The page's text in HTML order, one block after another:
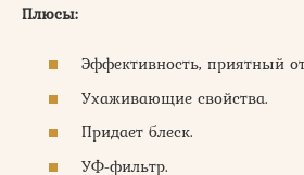
Плюсы:
Эффективность, приятный
Ухаживающие свойства.
Придает блеск.
УФ-фильтр.